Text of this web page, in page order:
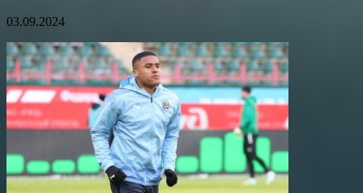
03.09.2024